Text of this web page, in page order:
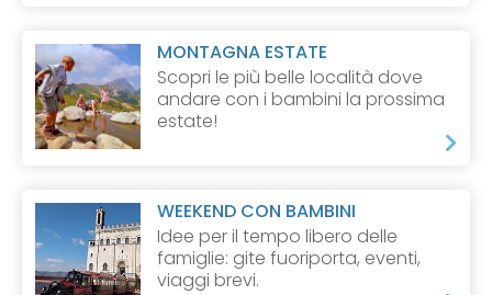
MONTAGNA ESTATE
Scopri le più belle località dove
andare con i bambini la prossima
estate!
WEEKEND CON BAMBINI
Idee per il tempo libero delle
famiglie: gite fuoriporta, eventi,
viaggi brevi.